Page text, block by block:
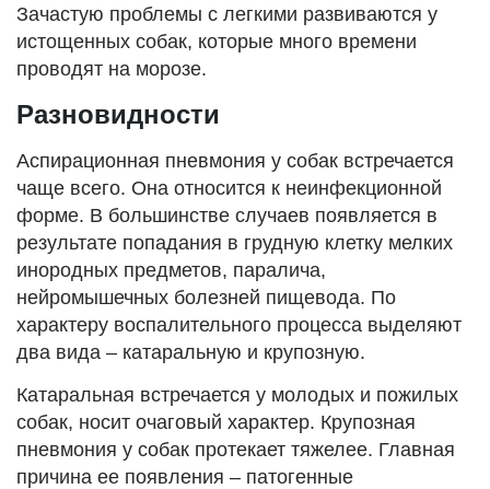
Зачастую проблемы с легкими развиваются у
истощенных собак, которые много времени
проводят на морозе.
Разновидности
Аспирационная пневмония у собак встречается
чаще всего. Она относится к неинфекционной
форме. В большинстве случаев появляется в
результате попадания в грудную клетку мелких
инородных предметов, паралича,
нейромышечных болезней пищевода. По
характеру воспалительного процесса выделяют
два вида – катаральную и крупозную.
Катаральная встречается у молодых и пожилых
собак, носит очаговый характер. Крупозная
пневмония у собак протекает тяжелее. Главная
причина ее появления – патогенные